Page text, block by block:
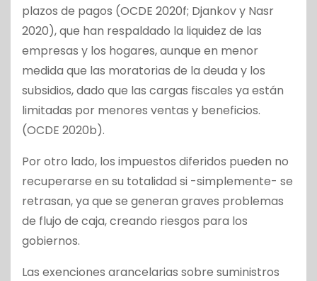
plazos de pagos (OCDE 2020f; Djankov y Nasr
2020), que han respaldado la liquidez de las
empresas y los hogares, aunque en menor
medida que las moratorias de la deuda y los
subsidios, dado que las cargas fiscales ya están
limitadas por menores ventas y beneficios.
(OCDE 2020b).
Por otro lado, los impuestos diferidos pueden no
recuperarse en su totalidad si -simplemente- se
retrasan, ya que se generan graves problemas
de flujo de caja, creando riesgos para los
gobiernos.
Las exenciones arancelarias sobre suministros